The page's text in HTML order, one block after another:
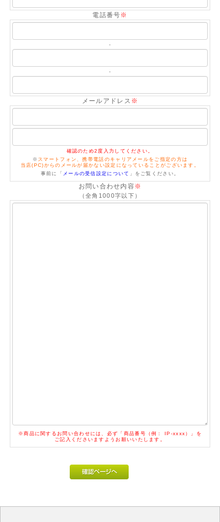
電話番号 ※
-
-
メールアドレス ※
確認のため2度入力してください。
※ スマートフォン、携帯電話のキャリアメールをご指定の方は
当店(PC)からのメールが届かない設定になっていることがございます。
事前に「 メールの受信設定について 」をご覧ください。
お問い合わせ内容 ※
（全角1000字以下）
※商品に関するお問い合わせには、必ず「商品番号（例： IP-xxxx）」を
ご記入くださいますようお願いいたします。